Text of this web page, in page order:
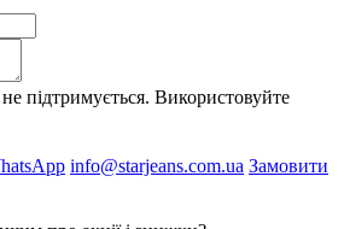
підтримується. Використовуйте
info@starjeans.com.ua Замовити